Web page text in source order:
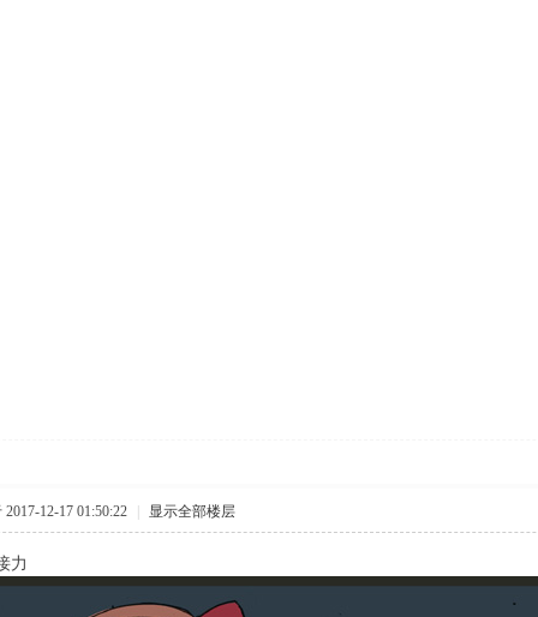
12-17 01:50:22 显示全部楼层
力